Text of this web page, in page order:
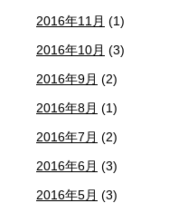
2016年11月 (1)
2016年10月 (3)
2016年9月 (2)
2016年8月 (1)
2016年7月 (2)
2016年6月 (3)
2016年5月 (3)